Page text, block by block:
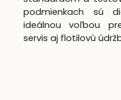
podmienkach sú
ideálnou voľbou
servis aj flotilovú